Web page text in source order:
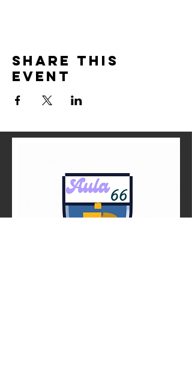
Share this
event